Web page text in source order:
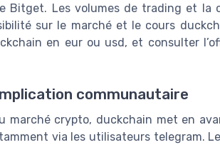
Bitget. Les volumes de trading et la
sur le marché et le cours
en eur ou usd, et consulter
communautaire
marché crypto, duckchain met en
via les utilisateurs telegram.